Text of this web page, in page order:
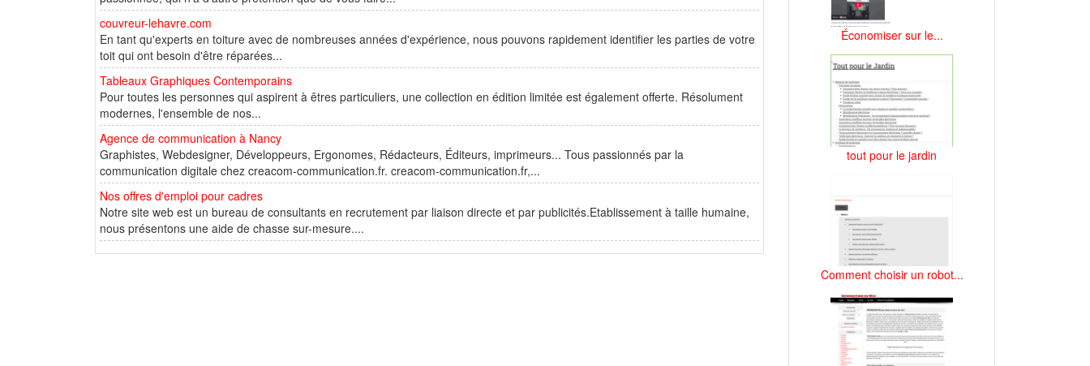
couvreur-lehavre.com
En tant qu'experts en toiture avec de nombreuses années d'expérience, nous pouvons rapidement identifier les parties de votre
toit qui ont besoin d'être réparées...
Tableaux Graphiques Contemporains
Pour toutes les personnes qui aspirent à êtres particuliers, une collection en édition limitée est également offerte. Résolument
modernes, l'ensemble de nos...
Agence de communication à Nancy
Graphistes, Webdesigner, Développeurs, Ergonomes, Rédacteurs, Éditeurs, imprimeurs... Tous passionnés par la
communication digitale chez creacom-communication.fr. creacom-communication.fr,...
Nos offres d'emploi pour cadres
Notre site web est un bureau de consultants en recrutement par liaison directe et par publicités.Etablissement à taille humaine,
nous présentons une aide de chasse sur-mesure....
Économiser sur le...
tout pour le jardin
Comment choisir un robot...